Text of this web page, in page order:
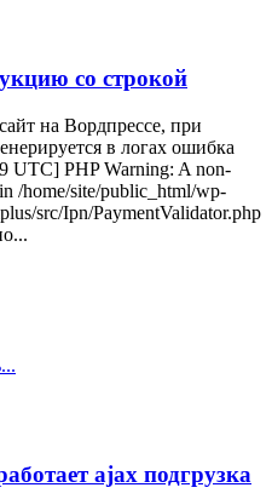
со строкой
на Вордпрессе, при
в логах ошибка
UTC] PHP Warning: A non-
/home/site/public_html/wp-
src/Ipn/PaymentValidator.php
ajax подгрузка